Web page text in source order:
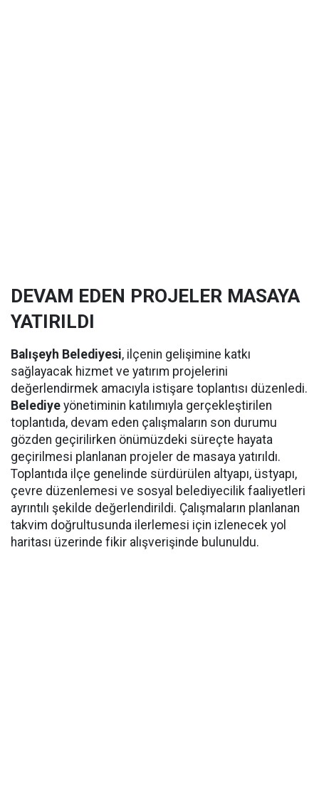
DEVAM EDEN PROJELER MASAYA
YATIRILDI
Balışeyh Belediyesi, ilçenin gelişimine katkı
sağlayacak hizmet ve yatırım projelerini
değerlendirmek amacıyla istişare toplantısı düzenledi.
Belediye yönetiminin katılımıyla gerçekleştirilen
toplantıda, devam eden çalışmaların son durumu
gözden geçirilirken önümüzdeki süreçte hayata
geçirilmesi planlanan projeler de masaya yatırıldı.
Toplantıda ilçe genelinde sürdürülen altyapı, üstyapı,
çevre düzenlemesi ve sosyal belediyecilik faaliyetleri
ayrıntılı şekilde değerlendirildi. Çalışmaların planlanan
takvim doğrultusunda ilerlemesi için izlenecek yol
haritası üzerinde fikir alışverişinde bulunuldu.